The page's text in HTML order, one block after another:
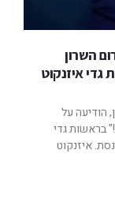
השרון
איזנקוט
הודיעה על
בראשות גדי
איזנקוט